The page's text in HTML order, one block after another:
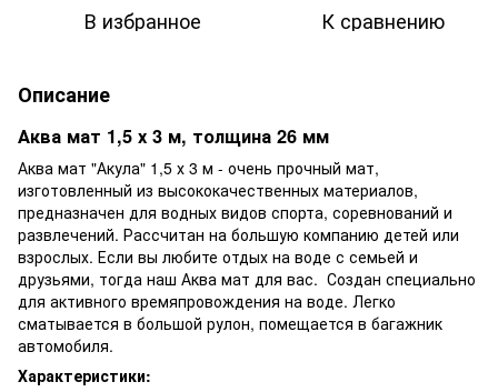
В избранное К сравнению
Описание
Аква мат 1,5 х 3 м, толщина 26 мм
Аква мат "Акула" 1,5 х 3 м - очень прочный мат,
изготовленный из высококачественных материалов,
предназначен для водных видов спорта, соревнований и
развлечений. Рассчитан на большую компанию детей или
взрослых. Если вы любите отдых на воде с семьей и
друзьями, тогда наш Аква мат для вас. Создан специально
для активного времяпровождения на воде. Легко
сматывается в большой рулон, помещается в багажник
автомобиля.
Характеристики: